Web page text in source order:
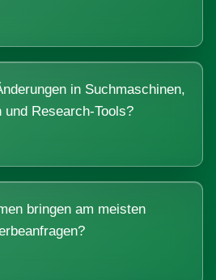
in Suchmaschinen,
und Research-Tools?
bringen am meisten